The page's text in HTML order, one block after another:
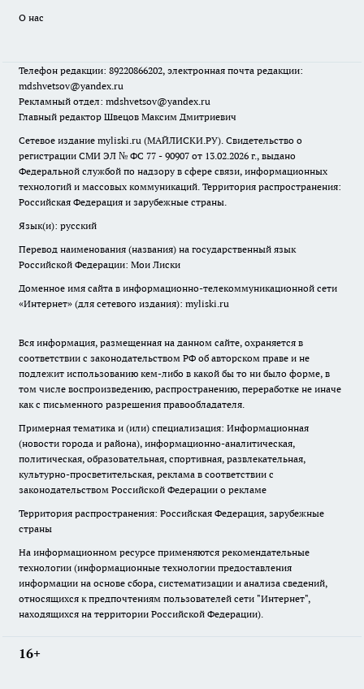
О нас
Телефон редакции: 89220866202, электронная почта редакции:
mdshvetsov@yandex.ru
Рекламный отдел: mdshvetsov@yandex.ru
Главный редактор Швецов Максим Дмитриевич
Сетевое издание myliski.ru (МАЙЛИСКИ.РУ). Свидетельство о
регистрации СМИ ЭЛ № ФС 77 - 90907 от 13.02.2026 г., выдано
Федеральной службой по надзору в сфере связи, информационных
технологий и массовых коммуникаций. Территория распространения:
Российская Федерация и зарубежные страны.
Язык(и): русский
Перевод наименования (названия) на государственный язык
Российской Федерации: Мои Лиски
Доменное имя сайта в информационно-телекоммуникационной сети
«Интернет» (для сетевого издания): myliski.ru
Вся информация, размещенная на данном сайте, охраняется в
соответствии с законодательством РФ об авторском праве и не
подлежит использованию кем-либо в какой бы то ни было форме, в
том числе воспроизведению, распространению, переработке не иначе
как с письменного разрешения правообладателя.
Примерная тематика и (или) специализация: Информационная
(новости города и района), информационно-аналитическая,
политическая, образовательная, спортивная, развлекательная,
культурно-просветительская, реклама в соответствии с
законодательством Российской Федерации о рекламе
Территория распространения: Российская Федерация, зарубежные
страны
На информационном ресурсе применяются рекомендательные
технологии (информационные технологии предоставления
информации на основе сбора, систематизации и анализа сведений,
относящихся к предпочтениям пользователей сети "Интернет",
находящихся на территории Российской Федерации).
16+